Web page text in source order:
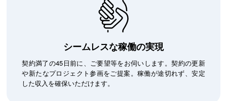
シームレスな稼働の実現
契約満了の45日前に、ご要望等をお伺いします。契約の更新
や新たなプロジェクト参画をご提案。稼働が途切れず、安定
した収入を確保いただけます。